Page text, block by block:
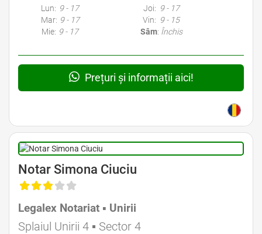
Lun: 9 - 17
Mar: 9 - 17
Mie: 9 - 17
Joi: 9 - 17
Vin: 9 - 15
Sâm: Închis
Prețuri și informații aici!
Notar Simona Ciuciu
Legalex Notariat ▪︎ Unirii
Splaiul Unirii 4 ▪︎ Sector 4